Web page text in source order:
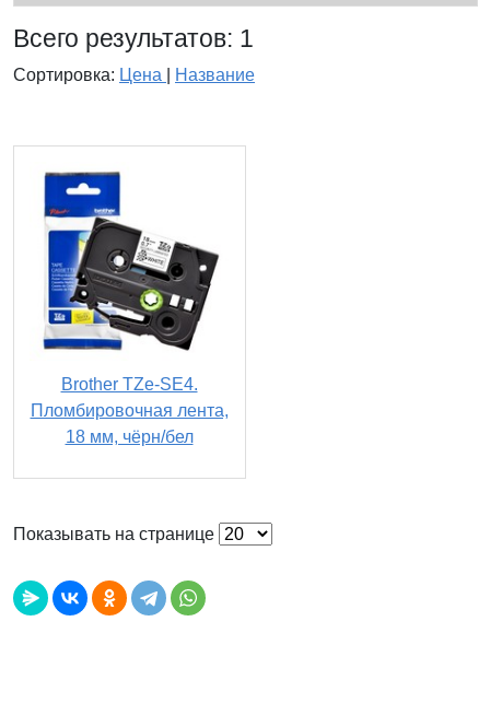
Всего результатов: 1
Сортировка: Цена Название
Brother TZe-SE4.
Пломбировочная лента,
18 мм, чёрн/бел
Показывать на странице